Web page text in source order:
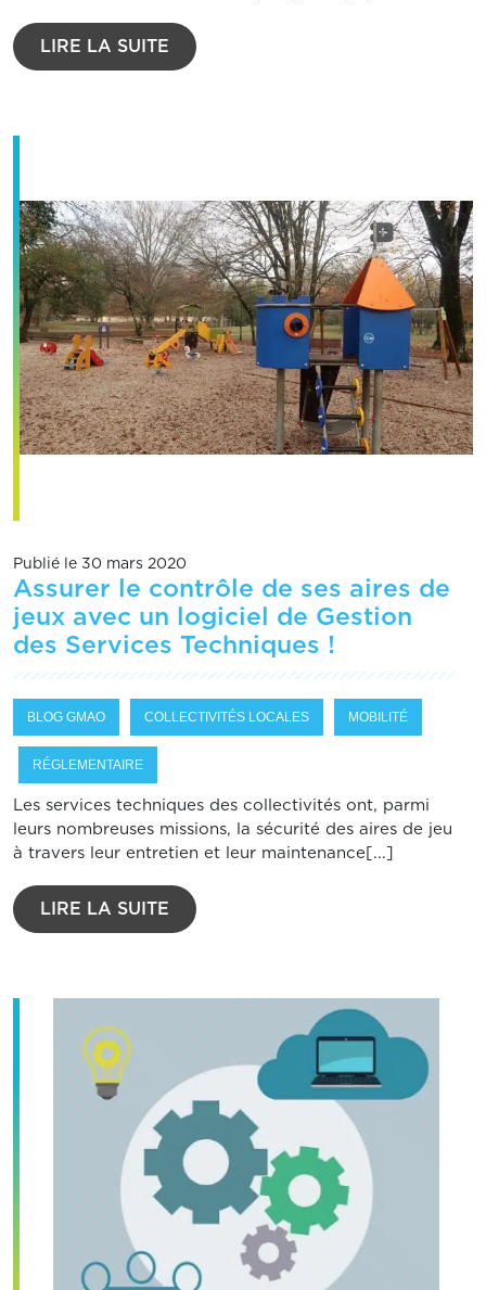
LIRE LA SUITE
Publié le 30 mars 2020
Assurer le contrôle de ses aires de
jeux avec un logiciel de Gestion
des Services Techniques !
BLOG GMAO COLLECTIVITÉS LOCALES MOBILITÉ
RÉGLEMENTAIRE
Les services techniques des collectivités ont, parmi
leurs nombreuses missions, la sécurité des aires de jeu
à travers leur entretien et leur maintenance[...]
LIRE LA SUITE